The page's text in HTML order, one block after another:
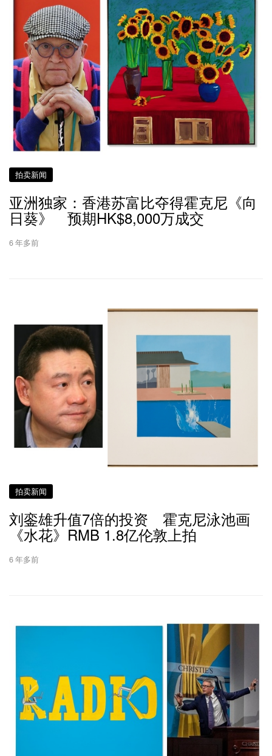
拍卖新闻
亚洲独家：香港苏富比夺得霍克尼《向
日葵》 预期HK$8,000万成交
6 年多前
拍卖新闻
刘銮雄升值7倍的投资 霍克尼泳池画
《水花》RMB 1.8亿伦敦上拍
6 年多前